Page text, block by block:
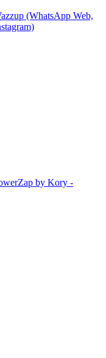
(WhatsApp Web,
by Kory -